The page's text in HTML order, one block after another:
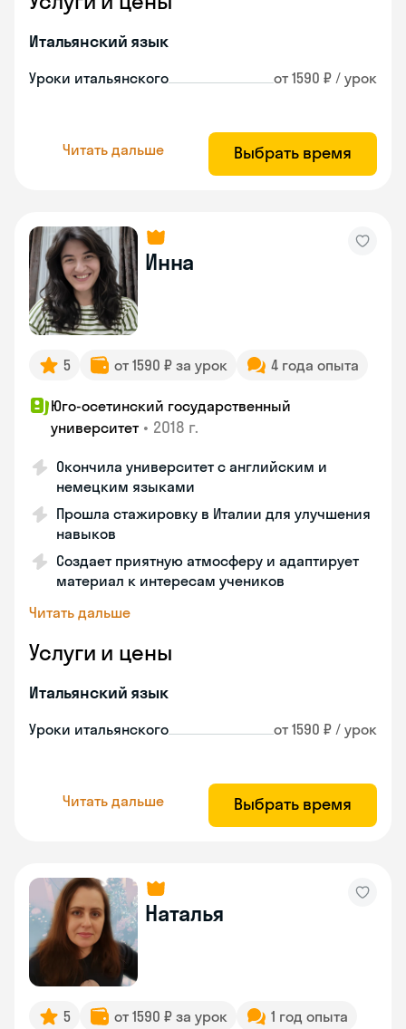
Итальянский язык
Уроки итальянского от 1590 ₽ / урок
Читать дальше Выбрать время
Инна
5 от 1590 ₽ за урок 4 года опыта
Юго-осетинский государственный
университет • 2018 г.
Окончила университет с английским и
немецким языками
Прошла стажировку в Италии для улучшения
навыков
Создает приятную атмосферу и адаптирует
материал к интересам учеников
Читать дальше
Услуги и цены
Итальянский язык
Уроки итальянского от 1590 ₽ / урок
Читать дальше Выбрать время
Наталья
5 от 1590 ₽ за урок
1 год опыта